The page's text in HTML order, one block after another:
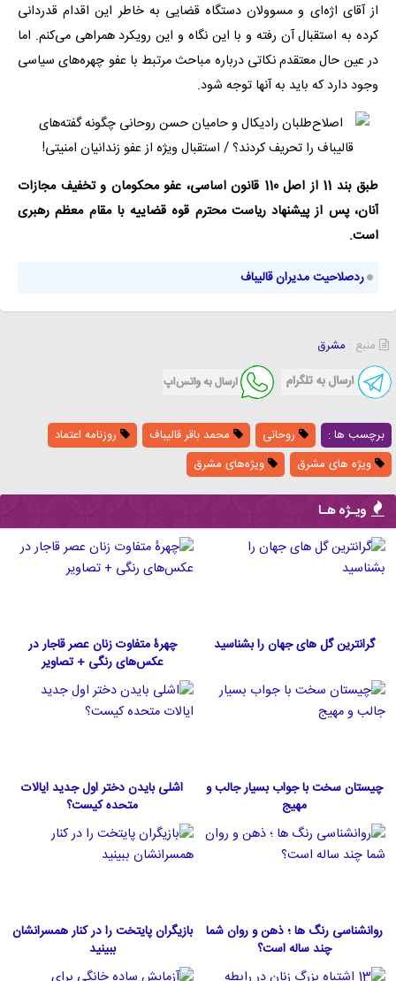
از آقای اژه‌ای و مسوولان دستگاه قضایی به خاطر این اقدام قدردانی
کرده به استقبال آن رفته و با این نگاه و این رویکرد همراهی می‌کنم. اما
در عین حال معتقدم نکاتی درباره مباحث مرتبط با عفو چهره‌های سیاسی
وجود دارد که باید به آنها توجه شود.
طبق بند 11 از اصل 110 قانون اساسی، عفو محکومان و تخفیف مجازات
آنان، پس از پیشنهاد ریاست محترم قوه قضاییه با مقام معظم رهبری
است.
ردصلاحیت مدیران قالیباف
منبع : مشرق
برچسب ها : روحانی محمد باقر قالیباف
روزنامه اعتماد
ویژه های مشرق
ویژه‌های مشرق
ویـژه هـا
گرانترین گل های جهان را بشناسید
چهرۀ متفاوت زنان عصر قاجار در
عکس‌های رنگی + تصاویر
چیستان سخت با جواب بسیار جالب و
مهیج
اشلی بایدن دختر اول جدید ایالات
متحده كيست؟
روانشناسی رنگ ها ؛ ذهن و روان شما
چند ساله است؟
بازیگران پایتخت را در کنار همسرانشان
ببینید